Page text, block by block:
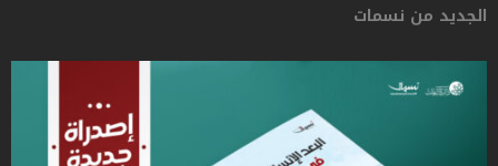
الجديد من نسمات